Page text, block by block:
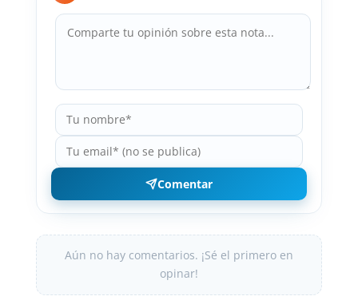
Comentar
Aún no hay comentarios. ¡Sé el primero en
opinar!